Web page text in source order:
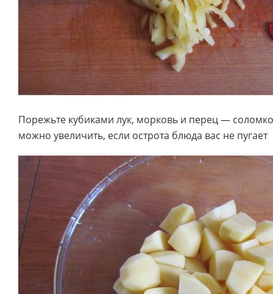
Порежьте кубиками лук, морковь и перец —
можно увеличить, если острота блюда вас не пугает